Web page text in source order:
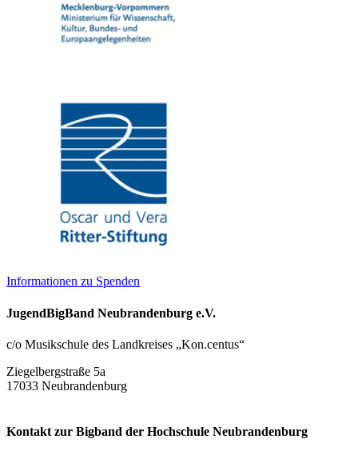
Informationen zu Spenden
JugendBigBand Neubrandenburg e.V.
c/o Musikschule des Landkreises „Kon.centus“
Ziegelbergstraße 5a
17033 Neubrandenburg
Kontakt zur Bigband der Hochschule Neubrandenburg